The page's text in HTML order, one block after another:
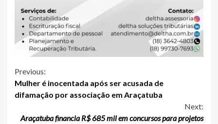
Continue
Reading
Previous:
Mulher é inocentada após ser acusada de
difamação por associação em Araçatuba
Next:
Araçatuba financia R$ 685 mil em concursos para projetos